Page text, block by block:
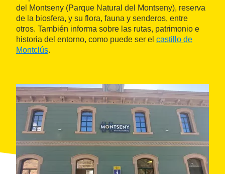
del Montseny (Parque Natural del Montseny), reserva
de la biosfera, y su flora, fauna y senderos, entre
otros. También informa sobre las rutas, patrimonio e
historia del entorno, como puede ser el castillo de
Montclús.